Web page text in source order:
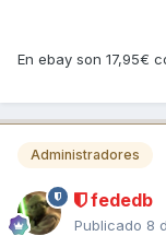
En ebay son 17,95€
Administradores
fededb
Publicado 8